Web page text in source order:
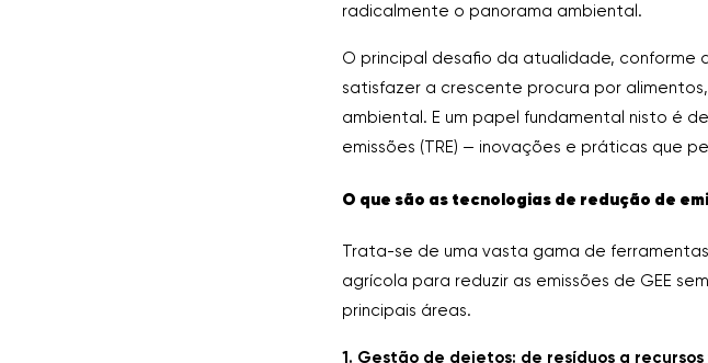
radicalmente o panorama ambiental.
O principal desafio da atualidade, conforme
satisfazer a crescente procura por
ambiental. E um papel fundamental nisto é
emissões (TRE) — inovações e práticas que
O que são as tecnologias de redução de
Trata-se de uma vasta gama de
agrícola para reduzir as emissões de GEE
principais áreas.
1. Gestão de dejetos: de resíduos a recursos